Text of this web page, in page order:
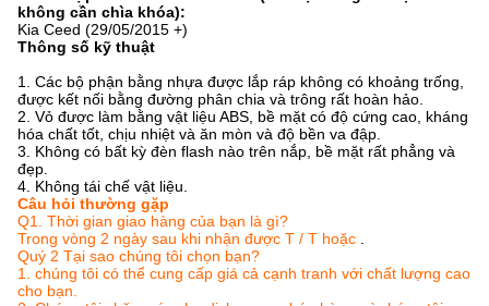
không cần chìa khóa):
Kia Ceed (29/05/2015 +)
Thông số kỹ thuật
1. Các bộ phận bằng nhựa được lắp ráp không có khoảng trống,
được kết nối bằng đường phân chia và trông rất hoàn hảo.
2. Vỏ được làm bằng vật liệu ABS, bề mặt có độ cứng cao, kháng
hóa chất tốt, chịu nhiệt và ăn mòn và độ bền va đập.
3. Không có bất kỳ đèn flash nào trên nắp, bề mặt rất phẳng và
đẹp.
4. Không tái chế vật liệu.
Câu hỏi thường gặp
Q1.
Thời gian giao hàng của bạn là gì?
Trong vòng 2 ngày sau khi nhận được T / T hoặc
Quý 2 Tại sao chúng tôi chọn bạn?
1. chúng tôi có thể cung cấp giá cả cạnh tranh với chất lượng cao
cho bạn.